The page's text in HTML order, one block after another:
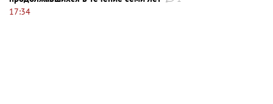
17:34